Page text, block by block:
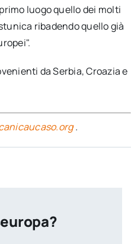
luogo quello dei molti
ribadendo quello già
da Serbia, Croazia e
.